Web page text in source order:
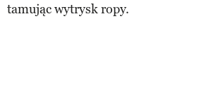
tamując wytrysk ropy.